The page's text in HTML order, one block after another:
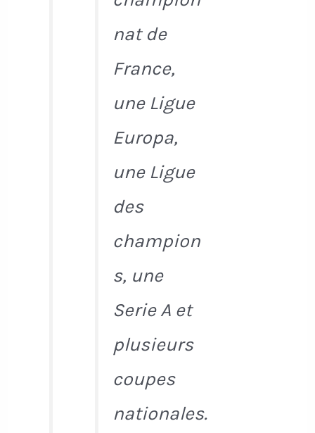
nat de
France,
une Ligue
Europa,
une Ligue
des
champion
s, une
Serie A et
plusieurs
coupes
nationales.